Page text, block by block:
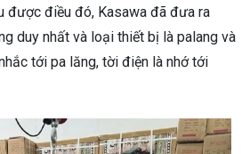
được điều đó, Kasawa đã đưa ra
duy nhất và loại thiết bị là palang và
tới pa lăng, tời điện là nhớ tới